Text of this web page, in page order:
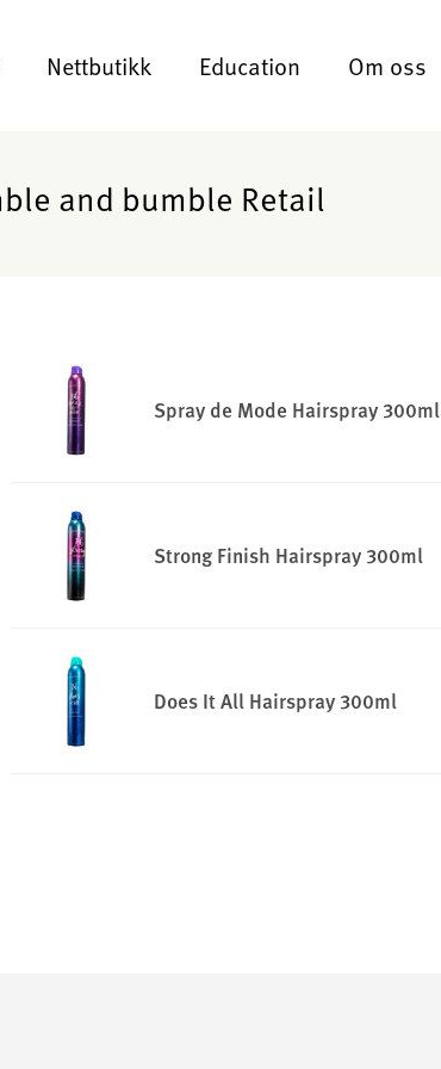
Nettbutikk Education Om oss
and bumble Retail
Spray de Mode Hairspray 300ml
Strong Finish Hairspray 300ml
Does It All Hairspray 300ml